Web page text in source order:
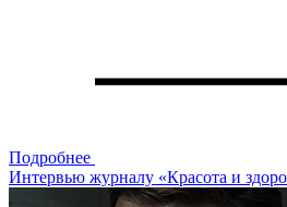
Подробнее
Интервью журналу «Красота и